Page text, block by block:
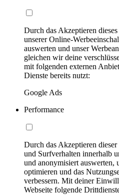
Durch das Akzeptieren
unserer Online-
auswerten und unser
gleichen wir deine
mit folgenden externen
Dienste bereits nutzt:
Google Ads
Performance
Durch das Akzeptieren
und Surfverhalten innerhalb
und anonymisiert auswerten,
optimieren und das
verbessern. Mit deiner
Webseite folgende